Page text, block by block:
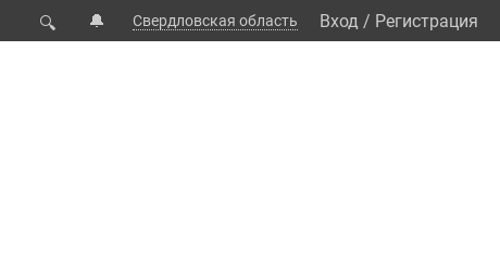
🔍 🔔 Свердловская область Вход / Регистрация